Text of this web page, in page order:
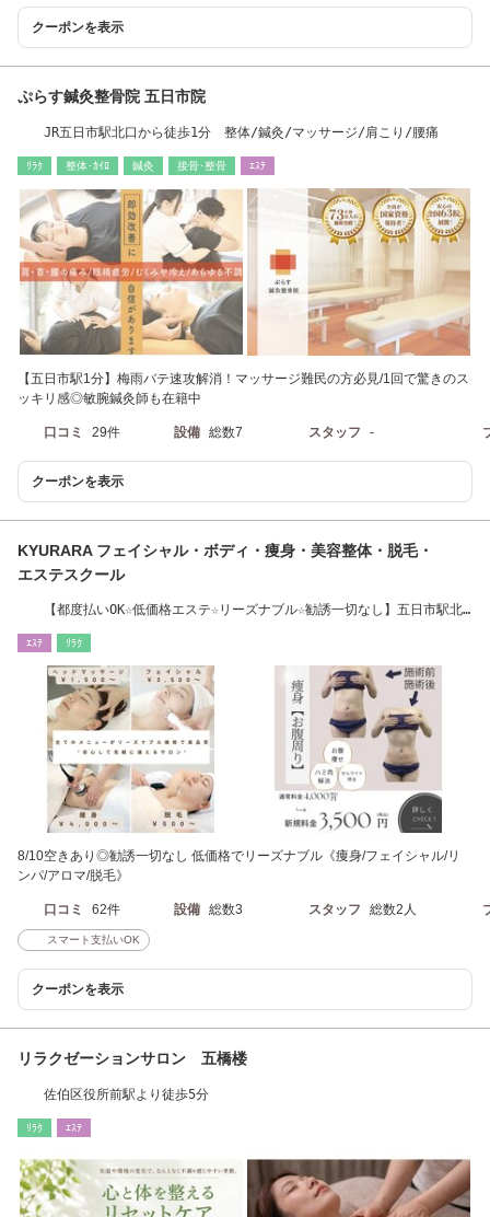
クーポンを表示
ぷらす鍼灸整骨院 五日市院
JR五日市駅北口から徒歩1分 整体/鍼灸/マッサージ/肩こり/腰痛
ﾘﾗｸ 整体･ｶｲﾛ 鍼灸 接骨･整骨 ｴｽﾃ
【五日市駅1分】梅雨バテ速攻解消！マッサージ難民の方必見/1回で驚きのス
ッキリ感◎敏腕鍼灸師も在籍中
口コミ 29件 設備 総数7 スタッフ -
クーポンを表示
KYURARA フェイシャル・ボディ・痩身・美容整体・脱毛・
エステスクール
【都度払いOK☆低価格エステ☆リーズナブル☆勧誘一切なし】五日市駅北
ｴｽﾃ ﾘﾗｸ
8/10空きあり◎勧誘一切なし 低価格でリーズナブル《痩身/フェイシャル/リ
ンパ/アロマ/脱毛》
口コミ 62件 設備 総数3 スタッフ 総数2人
スマート支払いOK
クーポンを表示
リラクゼーションサロン 五橋楼
佐伯区役所前駅より徒歩5分
ﾘﾗｸ ｴｽﾃ